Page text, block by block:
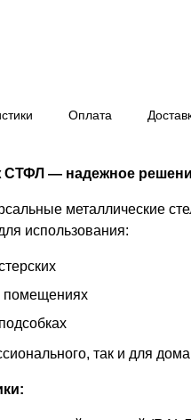
Оплата
СТФЛ — надежное
металлические
использования:
помещениях
так и для